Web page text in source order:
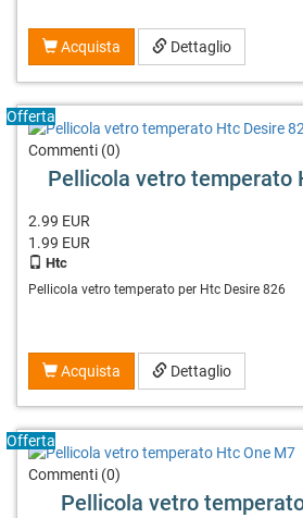
Acquista Dettaglio
Offerta
Commenti (0)
Pellicola vetro temperato
2.99 EUR
1.99 EUR
Htc
Pellicola vetro temperato per Htc Desire 826
Acquista Dettaglio
Offerta
Commenti (0)
Pellicola vetro